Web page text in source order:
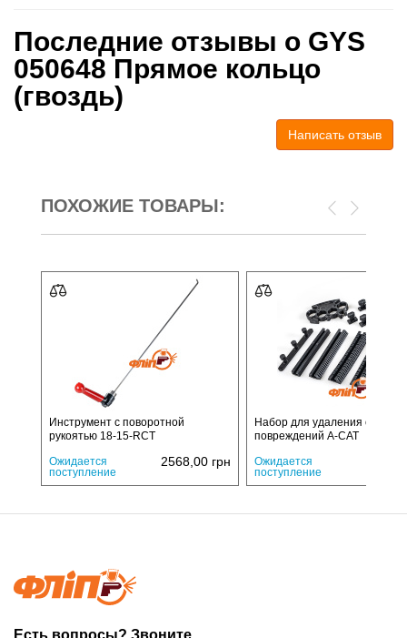
Последние отзывы о GYS
050648 Прямое кольцо
(гвоздь)
Написать отзыв
ПОХОЖИЕ ТОВАРЫ:
Инструмент с поворотной
рукоятью 18-15-RCT
Ожидается
поступление
2568,00 грн
Набор для удаления
повреждений A-CAT
Ожидается
поступление
Есть вопросы? Звоните